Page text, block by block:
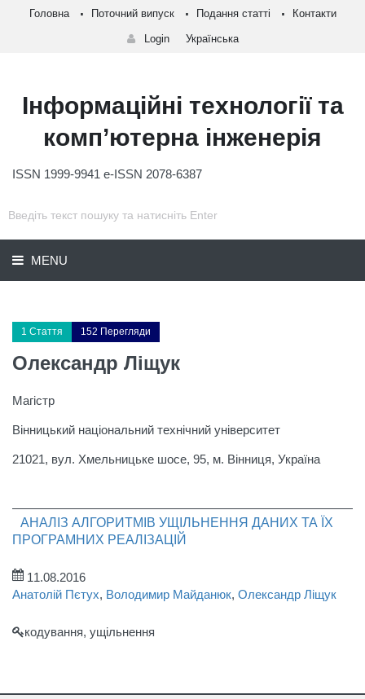
Головна Поточний випуск Подання статті Контакти
Login Українська
Інформаційні технології та
комп’ютерна інженерія
ISSN 1999-9941 e-ISSN 2078-6387
MENU
1 Стаття 152 Перегляди
Олександр Ліщук
Магістр
Вінницький національний технічний університет
21021, вул. Хмельницьке шосе, 95, м. Вінниця, Україна
АНАЛІЗ АЛГОРИТМІВ УЩІЛЬНЕННЯ ДАНИХ ТА ЇХ
ПРОГРАМНИХ РЕАЛІЗАЦІЙ
11.08.2016
Анатолій Пєтух, Володимир Майданюк, Олександр Ліщук
кодування, ущільнення